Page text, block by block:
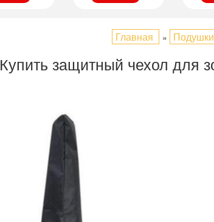
Главная »
Купить защитный чехол для